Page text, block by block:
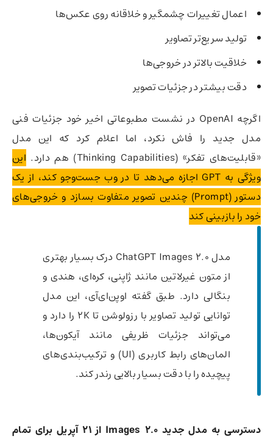
اعمال تغییرات چشمگیر و خلاقانه روی عکس‌ها
تولید سریع‌تر تصاویر
خلاقیت بالاتر در خروجی‌ها
دقت بیشتر در جزئیات تصویر
اگرچه OpenAI در نشست مطبوعاتی اخیر خود جزئیات فنی
مدل جدید را فاش نکرد، اما اعلام کرد که این مدل
«قابلیت‌های تفکر» (Thinking Capabilities) هم دارد.
این
ویژگی به GPT اجازه می‌دهد تا در وب جست‌وجو کند، از یک
دستور (Prompt) چندین تصویر متفاوت بسازد و خروجی‌های
خود را بازبینی کند
مدل ChatGPT Images 2.0 درک بسیار بهتری
از متون غیرلاتین مانند ژاپنی، کره‌ای، هندی و
بنگالی دارد. طبق گفته اوپن‌ای‌آی، این مدل
توانایی تولید تصاویر با رزولوشن تا 2K را دارد و
می‌تواند جزئیات ظریفی مانند آیکون‌ها،
المان‌های رابط کاربری (UI) و ترکیب‌بندی‌های
پیچیده را با دقت بسیار بالایی رندر کند.
دسترسی به مدل جدید Images 2.0 از 21 آپریل برای تمام